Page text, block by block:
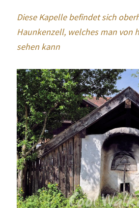
Diese Kapelle befindet sich
Haunkenzell, welches man von
sehen kann